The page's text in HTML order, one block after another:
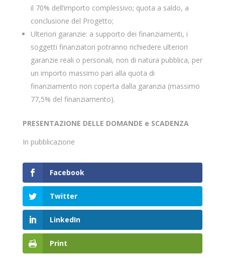
il 70% dell’importo complessivo; quota a saldo, a
conclusione del Progetto;
Ulteriori garanzie: a supporto dei finanziamenti, i
soggetti finanziatori potranno richiedere ulteriori
garanzie reali o personali, non di natura pubblica, per
un importo massimo pari alla quota di
finanziamento non coperta dalla garanzia (massimo
77,5% del finanziamento).
PRESENTAZIONE DELLE DOMANDE e SCADENZA
In pubblicazione
Facebook
Twitter
LinkedIn
Print